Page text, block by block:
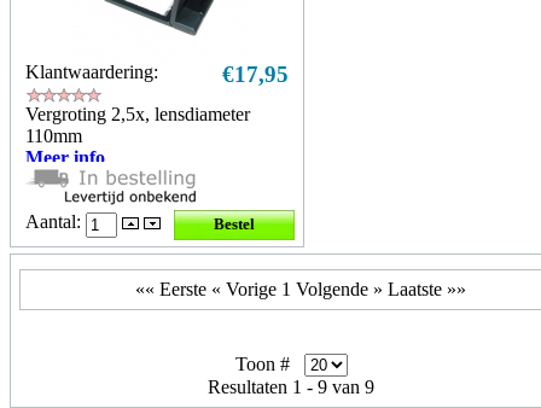
Klantwaardering: €17,95
Vergroting 2,5x, lensdiameter
110mm
Meer info
Aantal:
«« Eerste « Vorige 1 Volgende » Laatste »»
Toon #
Resultaten 1 - 9 van 9